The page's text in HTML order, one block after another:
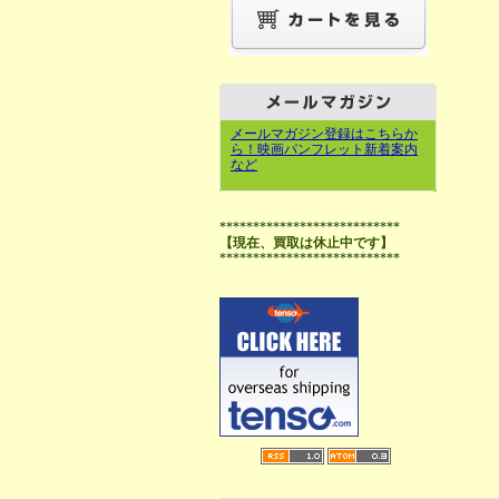
メールマガジン登録はこちらか
ら！映画パンフレット新着案内
など
***************************
【現在、買取は休止中です】
***************************